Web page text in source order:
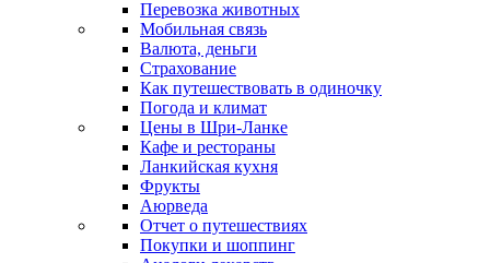
Перевозка животных
Мобильная связь
Валюта, деньги
Страхование
Как путешествовать в одиночку
Погода и климат
Цены в Шри-Ланке
Кафе и рестораны
Ланкийская кухня
Фрукты
Аюрведа
Отчет о путешествиях
Покупки и шоппинг